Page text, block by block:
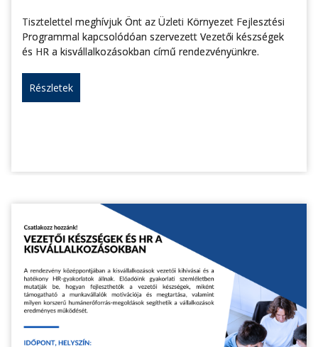
Tisztelettel meghívjuk Önt az Üzleti Környezet Fejlesztési
Programmal kapcsolódóan szervezett Vezetői készségek
és HR a kisvállalkozásokban című rendezvényünkre.
Részletek